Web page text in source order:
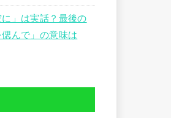
」は実話？最後の
んで」の意味は